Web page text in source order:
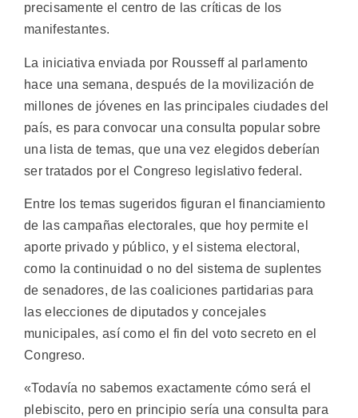
precisamente el centro de las críticas de los
manifestantes.
La iniciativa enviada por Rousseff al parlamento
hace una semana, después de la movilización de
millones de jóvenes en las principales ciudades del
país, es para convocar una consulta popular sobre
una lista de temas, que una vez elegidos deberían
ser tratados por el Congreso legislativo federal.
Entre los temas sugeridos figuran el financiamiento
de las campañas electorales, que hoy permite el
aporte privado y público, y el sistema electoral,
como la continuidad o no del sistema de suplentes
de senadores, de las coaliciones partidarias para
las elecciones de diputados y concejales
municipales, así como el fin del voto secreto en el
Congreso.
«Todavía no sabemos exactamente cómo será el
plebiscito, pero en principio sería una consulta para